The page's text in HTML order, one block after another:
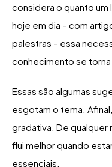
considera o quanto
hoje em dia – com
palestras – essa
conhecimento se torna
Essas são algumas
esgotam o tema.
gradativa. De qualquer
flui melhor quando
essenciais.